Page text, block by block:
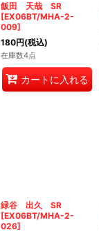
飯田 天哉 SR
[EX06BT/MHA-2-
009]
180円(税込)
在庫数4点
カートに入れる
緑谷 出久 SR
[EX06BT/MHA-2-
026]